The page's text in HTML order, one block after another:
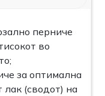
перниче
во
за оптимална
(сводот) на